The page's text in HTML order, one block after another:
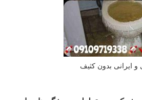
ایرانی بدون کثیف